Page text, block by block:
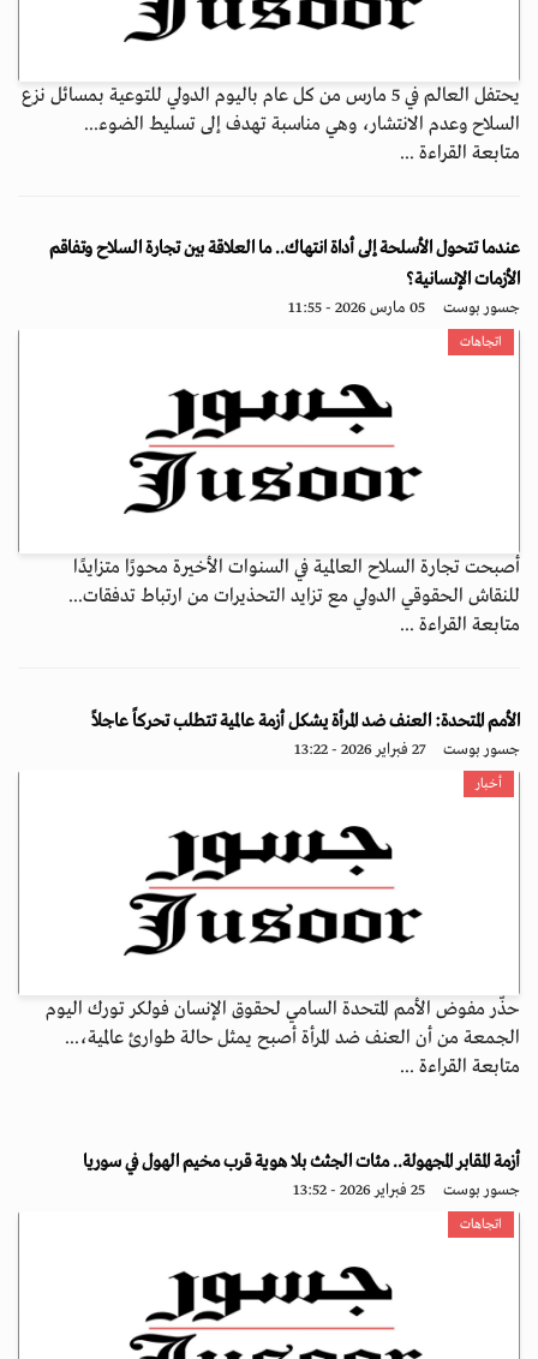
يحتفل العالم في 5 مارس من كل عام باليوم الدولي للتوعية بمسائل نزع
السلاح وعدم الانتشار، وهي مناسبة تهدف إلى تسليط الضوء...
متابعة القراءة ...
عندما تتحول الأسلحة إلى أداة انتهاك.. ما العلاقة بين تجارة السلاح وتفاقم
الأزمات الإنسانية؟
جسور بوست 05 مارس 2026 - 11:55
اتجاهات
أصبحت تجارة السلاح العالمية في السنوات الأخيرة محورًا متزايدًا
للنقاش الحقوقي الدولي مع تزايد التحذيرات من ارتباط تدفقات...
متابعة القراءة ...
الأمم المتحدة: العنف ضد المرأة يشكل أزمة عالمية تتطلب تحركاً عاجلاً
جسور بوست 27 فبراير 2026 - 13:22
أخبار
حذّر مفوض الأمم المتحدة السامي لحقوق الإنسان فولكر تورك اليوم
الجمعة من أن العنف ضد المرأة أصبح يمثل حالة طوارئ عالمية،...
متابعة القراءة ...
أزمة المقابر المجهولة.. مئات الجثث بلا هوية قرب مخيم الهول في سوريا
جسور بوست 25 فبراير 2026 - 13:52
اتجاهات